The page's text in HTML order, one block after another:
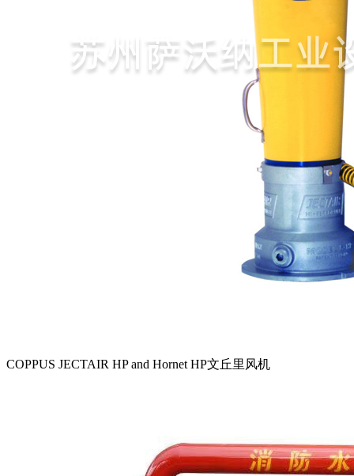
COPPUS JECTAIR HP and Hornet HP文丘里风机